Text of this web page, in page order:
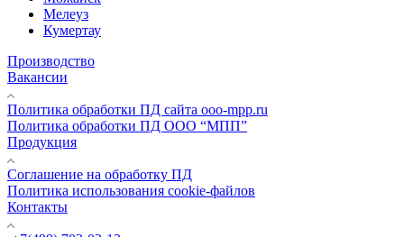
Мелеуз
Кумертау
Производство
Вакансии
Политика обработки ПД сайта ooo-mpp.ru
Политика обработки ПД ООО “МПП”
Продукция
Соглашение на обработку ПД
Политика использования cookie-файлов
Контакты